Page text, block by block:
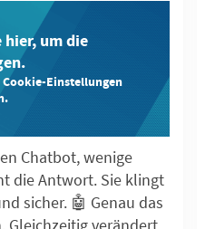
um die
Cookie-Einstellungen
Chatbot, wenige
die Antwort. Sie klingt
sicher. 🤖 Genau das